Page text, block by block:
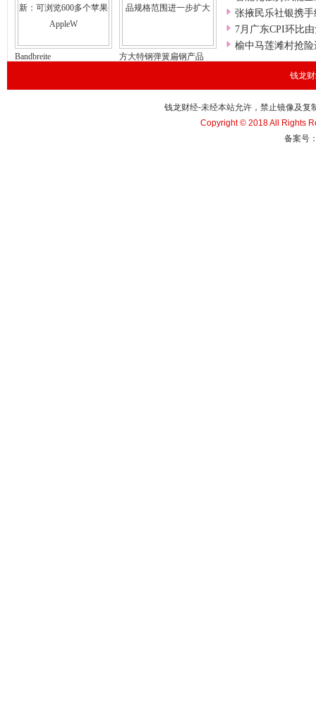
Bandbreite 方大特钢弹簧扁钢产品
张掖民乐社银携
7月广东CPI环比
榆中马莲滩村抢
钱龙
钱龙财经-未经本站允许，禁止镜像及
Copyright © 2018 All Rights
备案号